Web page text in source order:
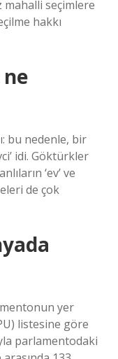
mahalli seçimlere
hakkı
bu nedenle, bir
idi. Göktürkler
‘ev’ ve
de çok
yer
listesine göre
parlamentodaki